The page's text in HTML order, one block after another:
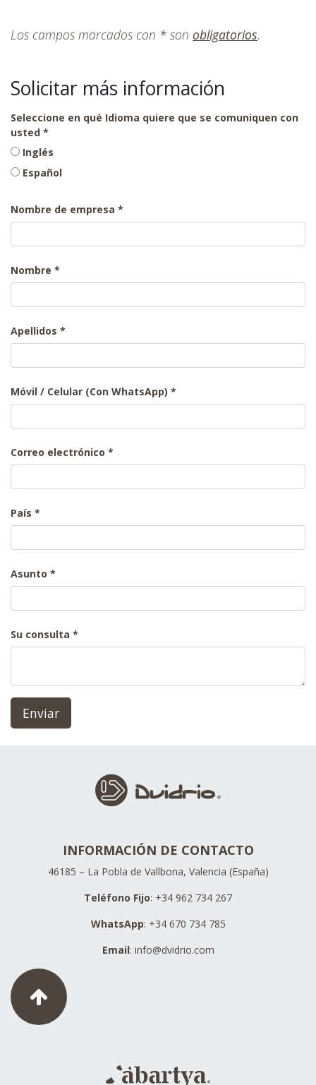
Los campos marcados con * son obligatorios.
Solicitar más información
Seleccione en qué Idioma quiere que se comuniquen con
usted
Inglés
Español
Nombre de empresa
Nombre
Apellidos
Móvil / Celular (Con WhatsApp)
Correo electrónico
País
Asunto
Su consulta
Enviar
INFORMACIÓN DE CONTACTO
46185 – La Pobla de Vallbona, Valencia (España)
Teléfono Fijo: +34 962 734 267
WhatsApp: +34 670 734 785
Email: info@dvidrio.com